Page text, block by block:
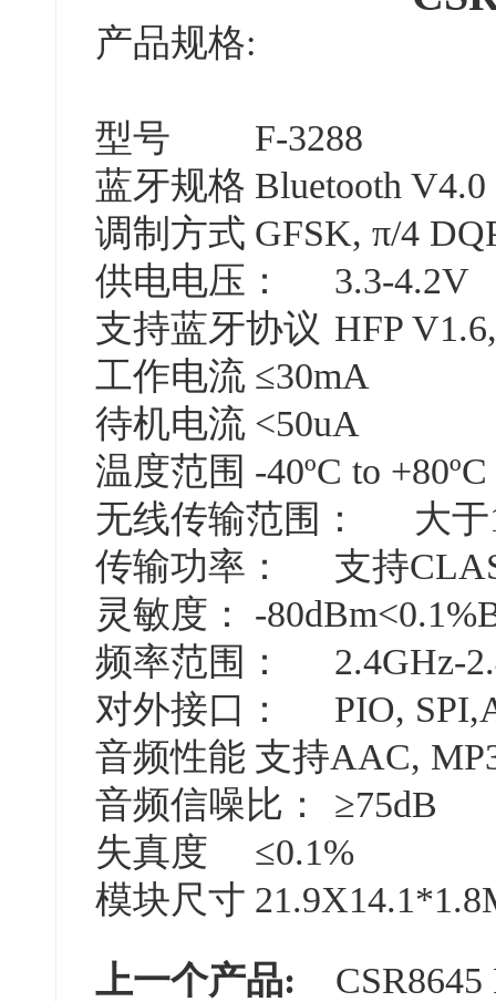
产品规格:
型号
F-3288
蓝牙规格 Bluetooth V4.0
调制方式 GFSK, π/4
供电电压：
3.3-4.2V
支持蓝牙协议 HFP
工作电流 ≤30mA
待机电流 <50uA
温度范围 -40ºC to +80ºC
无线传输范围：
大
传输功率：
支持
灵敏度：
-
频率范围：
2.4GHz-
对外接口：
PIO,
音频性能 支持AAC,
音频信噪比：
≥75dB
失真度
≤0.1%
模块尺寸
上一个产品: